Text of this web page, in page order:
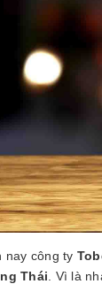
nay công ty
Thái . Vì là